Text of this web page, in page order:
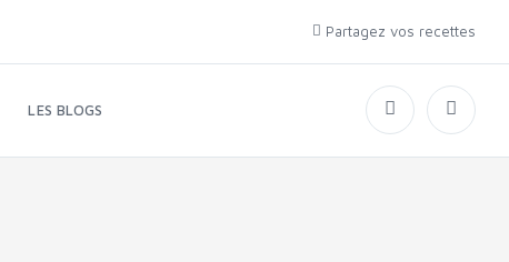
Partagez vos recettes
LES BLOGS